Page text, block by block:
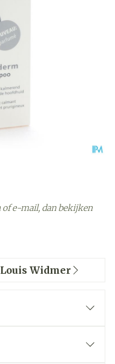
of e-mail, dan bekijken
Widmer